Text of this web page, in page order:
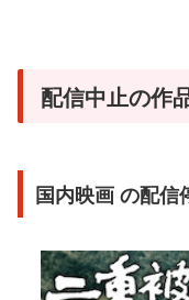
配信中止の作
国内映画 の配信